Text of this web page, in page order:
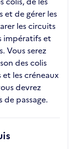
et de gérer les
les circuits
impératifs et
Vous serez
des colis
les créneaux
devrez
passage.